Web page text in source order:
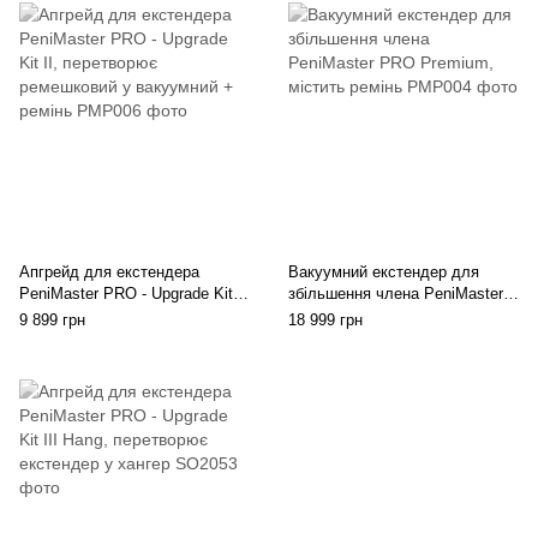
Апгрейд для екстендера
PeniMaster PRO - Upgrade Kit
II, перетворює ремешковий у
9 899 грн
Вакуумний екстендер для
збільшення члена PeniMaster
PRO Premium, містить ремінь
18 999 грн